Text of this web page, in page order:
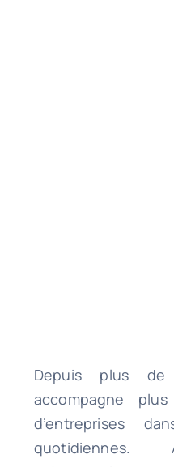
Depuis plus de
accompagne
d’entreprises
quotidiennes.